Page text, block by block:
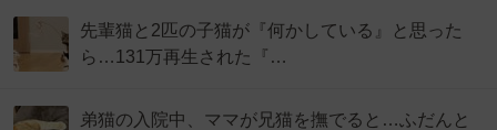
先輩猫と2匹の子猫が『何かしている』と思った
ら…131万再生された『…
弟猫の入院中、ママが兄猫を撫でると…ふだんと